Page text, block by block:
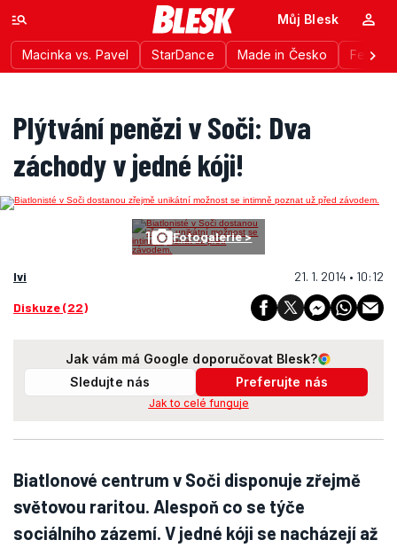
Macinka vs. Pavel StarDance Made in Česko
Můj Blesk
Plýtvání penězi v Soči: Dva
záchody v jedné kóji!
1 Fotogalerie >
lvi 21. 1. 2014 • 10:12
Diskuze (22)
Jak vám má Google doporučovat Blesk?
Sledujte nás
Preferujte nás
Jak to celé funguje
Biatlonové centrum v Soči disponuje zřejmě
světovou raritou. Alespoň co se týče
sociálního zázemí. V jedné kóji se nacházejí až